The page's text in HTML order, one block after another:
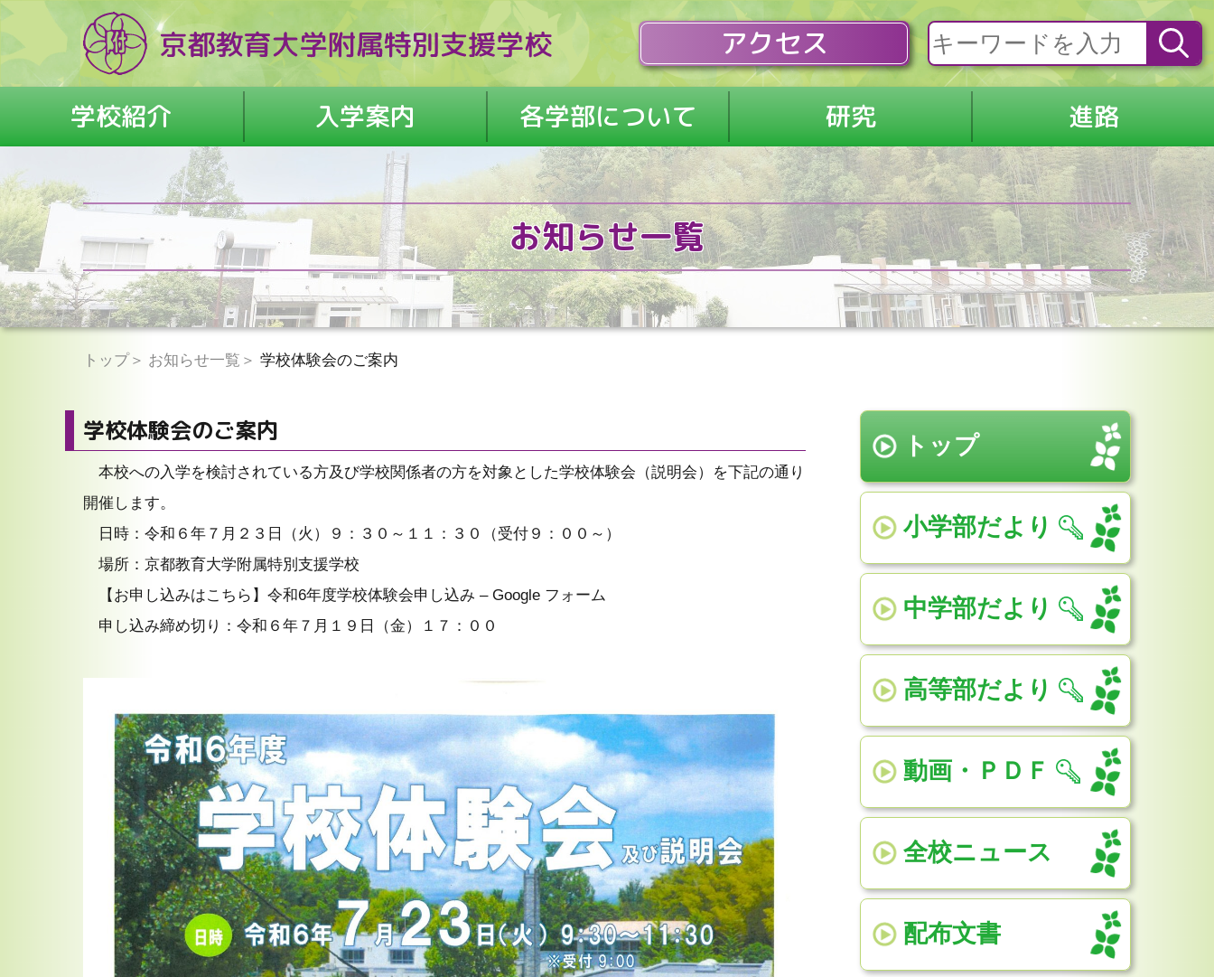
アクセス
学校紹介 入学案内 各学部について 研究 進路
お知らせ一覧
トップ お知らせ一覧 学校体験会のご案内
学校体験会のご案内
本校への入学を検討されている方及び学校関係者の方を対象とした学校体験会（説明会）を下記の通り
開催します。
日時：令和６年７月２３日（火）９：３０～１１：３０（受付９：００～）
場所：京都教育大学附属特別支援学校
【お申し込みはこちら】 令和6年度学校体験会申し込み – Google フォーム
申し込み締め切り：令和６年７月１９日（金）１７：００
トップ
小学部だより
中学部だより
高等部だより
動画・ＰＤＦ
全校ニュース
配布文書